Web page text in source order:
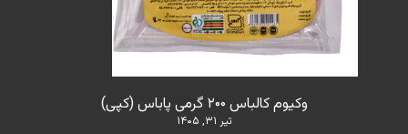
وکیوم کالباس ۲۰۰ گرمی پاباس (کپی)
تیر ۳۱, ۱۴۰۵